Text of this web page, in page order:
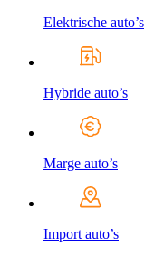
Elektrische auto’s
Hybride auto’s
Marge auto’s
Import auto’s